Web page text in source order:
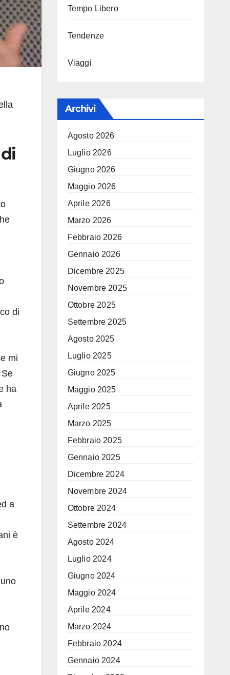
di
mi
ha
a
è
Tempo Libero
Tendenze
Viaggi
Archivi
Agosto 2026
Luglio 2026
Giugno 2026
Maggio 2026
Aprile 2026
Marzo 2026
Febbraio 2026
Gennaio 2026
Dicembre 2025
Novembre 2025
Ottobre 2025
Settembre 2025
Agosto 2025
Luglio 2025
Giugno 2025
Maggio 2025
Aprile 2025
Marzo 2025
Febbraio 2025
Gennaio 2025
Dicembre 2024
Novembre 2024
Ottobre 2024
Settembre 2024
Agosto 2024
Luglio 2024
Giugno 2024
Maggio 2024
Aprile 2024
Marzo 2024
Febbraio 2024
Gennaio 2024